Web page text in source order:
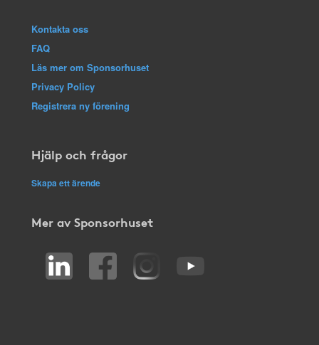
Kontakta oss
FAQ
Läs mer om Sponsorhuset
Privacy Policy
Registrera ny förening
Hjälp och frågor
Skapa ett ärende
Mer av Sponsorhuset